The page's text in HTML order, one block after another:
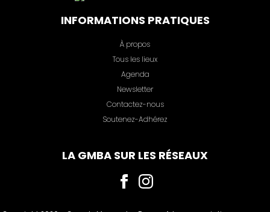
INFORMATIONS PRATIQUES
À propos
Tous les lieux
Agenda
Newsletter
Contactez-nous
Soutenez-Adhérez
LA GMBA SUR LES RÉSEAUX